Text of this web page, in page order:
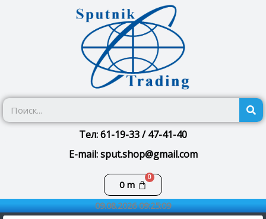
Тел: 61-19-33 / 47-41-40
E-mail: sput.shop@gmail.com
0m
Корзина
09.08.2026 09:25:09